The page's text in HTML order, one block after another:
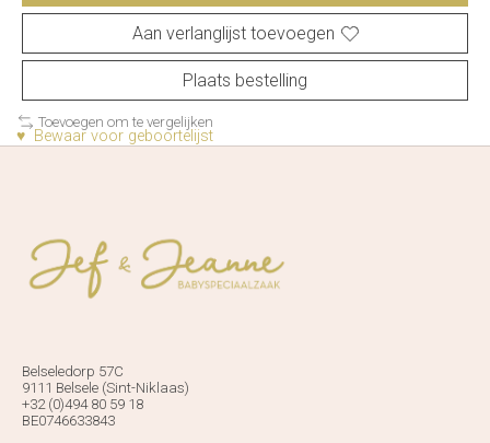
Aan verlanglijst toevoegen
Plaats bestelling
Toevoegen om te vergelijken
♥ Bewaar voor geboortelijst
Belseledorp 57C
9111 Belsele (Sint-Niklaas)
+32 (0)494 80 59 18
BE0746633843